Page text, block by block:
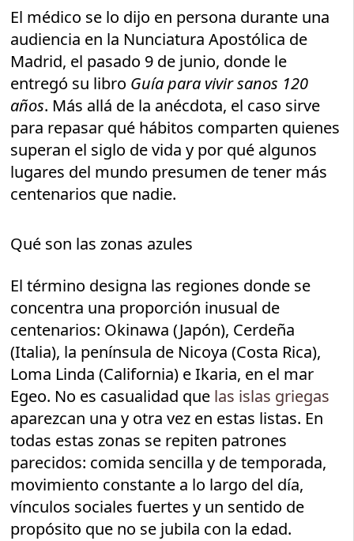
El médico se lo dijo en persona durante una
audiencia en la Nunciatura Apostólica de
Madrid, el pasado 9 de junio, donde le
entregó su libro Guía para vivir sanos 120
años. Más allá de la anécdota, el caso sirve
para repasar qué hábitos comparten quienes
superan el siglo de vida y por qué algunos
lugares del mundo presumen de tener más
centenarios que nadie.
Qué son las zonas azules
El término designa las regiones donde se
concentra una proporción inusual de
centenarios: Okinawa (Japón), Cerdeña
(Italia), la península de Nicoya (Costa Rica),
Loma Linda (California) e Ikaria, en el mar
Egeo. No es casualidad que las islas griegas
aparezcan una y otra vez en estas listas. En
todas estas zonas se repiten patrones
parecidos: comida sencilla y de temporada,
movimiento constante a lo largo del día,
vínculos sociales fuertes y un sentido de
propósito que no se jubila con la edad.